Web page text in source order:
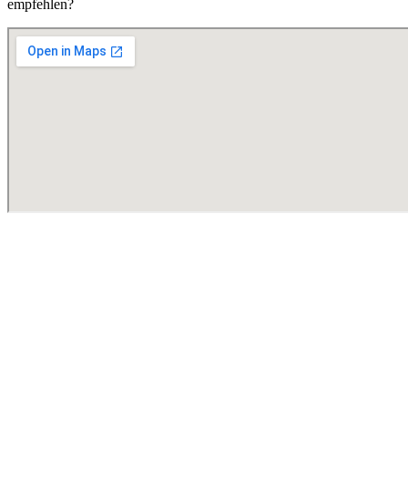
empfehlen?